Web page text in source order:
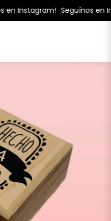
en Instagram! Seguínos en